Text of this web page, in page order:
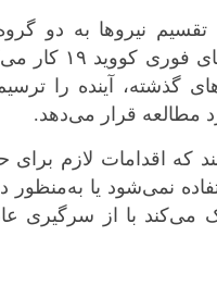
تقسیم نیروها به دو
می‌شود؟ یک
گذشته، آینده را
مطالعه قرار می‌دهد.
که اقدامات لازم
نمی‌شود یا به‌منظور
با از سرگیری